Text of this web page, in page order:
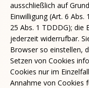
ausschließlich auf
Einwilligung (Art. 6 Abs.
25 Abs. 1 TDDDG); die
jederzeit widerrufbar.
Browser so einstellen,
Setzen von Cookies
Cookies nur im
Annahme von Cookies